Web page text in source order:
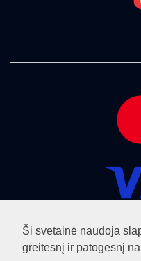
Ši svetainė naudoja
greitesnį ir patogesnį